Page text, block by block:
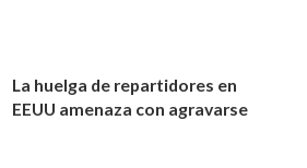
La huelga de repartidores en
EEUU amenaza con agravarse